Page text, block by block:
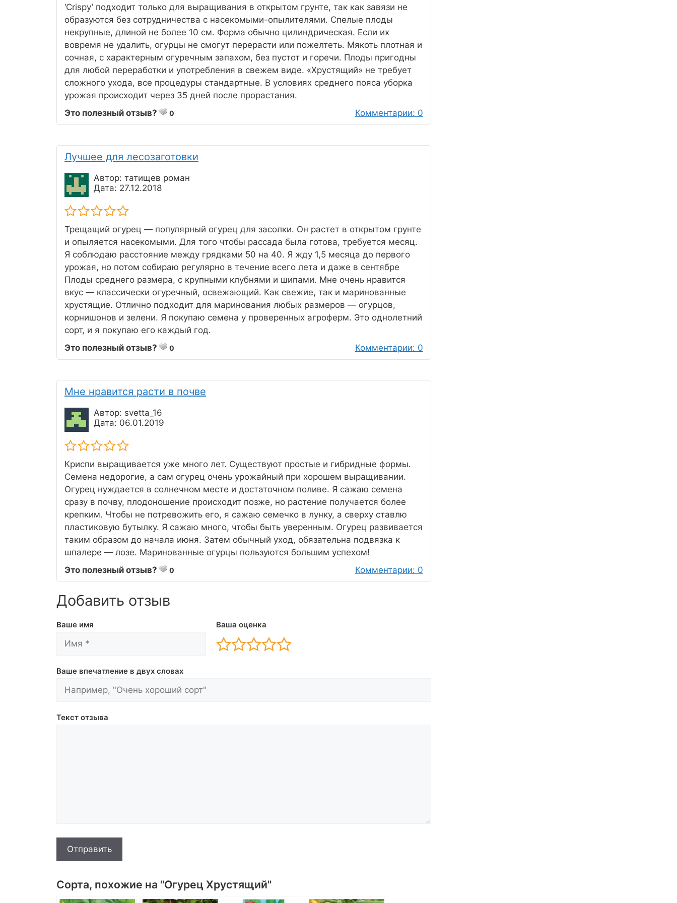
‘Crispy’ подходит только для выращивания в открытом грунте, так как завязи не
образуются без сотрудничества с насекомыми-опылителями. Спелые плоды
некрупные, длиной не более 10 см. Форма обычно цилиндрическая. Если их
вовремя не удалить, огурцы не смогут перерасти или пожелтеть. Мякоть плотная и
сочная, с характерным огуречным запахом, без пустот и горечи. Плоды пригодны
для любой переработки и употребления в свежем виде. «Хрустящий» не требует
сложного ухода, все процедуры стандартные. В условиях среднего пояса уборка
урожая происходит через 35 дней после прорастания.
Это полезный отзыв?
0 Комментарии: 0
Лучшее для лесозаготовки
Автор: татищев роман
Дата: 27.12.2018
Трещащий огурец — популярный огурец для засолки. Он растет в открытом грунте
и опыляется насекомыми. Для того чтобы рассада была готова, требуется месяц.
Я соблюдаю расстояние между грядками 50 на 40. Я жду 1,5 месяца до первого
урожая, но потом собираю регулярно в течение всего лета и даже в сентябре
Плоды среднего размера, с крупными клубнями и шипами. Мне очень нравится
вкус — классически огуречный, освежающий. Как свежие, так и маринованные
хрустящие. Отлично подходит для маринования любых размеров — огурцов,
корнишонов и зелени. Я покупаю семена у проверенных агроферм. Это однолетний
сорт, и я покупаю его каждый год.
Это полезный отзыв?
0 Комментарии: 0
Мне нравится расти в почве
Автор: svetta_16
Дата: 06.01.2019
Криспи выращивается уже много лет. Существуют простые и гибридные формы.
Семена недорогие, а сам огурец очень урожайный при хорошем выращивании.
Огурец нуждается в солнечном месте и достаточном поливе. Я сажаю семена
сразу в почву, плодоношение происходит позже, но растение получается более
крепким. Чтобы не потревожить его, я сажаю семечко в лунку, а сверху ставлю
пластиковую бутылку. Я сажаю много, чтобы быть уверенным. Огурец развивается
таким образом до начала июня. Затем обычный уход, обязательна подвязка к
шпалере — лозе. Маринованные огурцы пользуются большим успехом!
Это полезный отзыв?
0 Комментарии: 0
Добавить отзыв
Ваше имя Ваша оценка
Ваше впечатление в двух словах
Текст отзыва
Отправить
Сорта, похожие на "Огурец Хрустящий"